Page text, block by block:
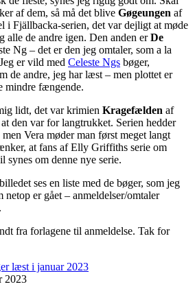
af dem, så må det blive Gøgeungen af
i Fjällbacka-serien, det var dejligt at møde
alle de andre igen. Den anden erDe
Ng – det er den jeg omtaler, som a la
er vild med Celeste Ngs bøger,
de andre, jeg har læst – men plottet er
mindre fængende.
lidt, det var krimien Kragefælden af
den var for langtrukket. Serien hedder
men Vera møder man først meget langt
at fans af Elly Griffiths serie om
synes om denne nye serie.
ses en liste med de bøger, som jeg
er gået – anmeldelser/omtaler
fra forlagene til anmeldelse. Tak for
2023